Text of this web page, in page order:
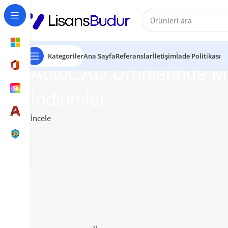
KategorilerAna SayfaReferanslarİletişimİade Politikası
AutoCAD Ürünlerinde
İncele